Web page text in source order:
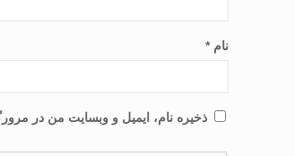
نام*
ذخیره نام، ایمیل و وبسایت من در